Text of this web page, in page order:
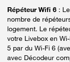
Répéteur Wifi 6 :
nombre de
logement. Le
votre Livebox en
5 par du Wi-Fi 6
avec Décodeur